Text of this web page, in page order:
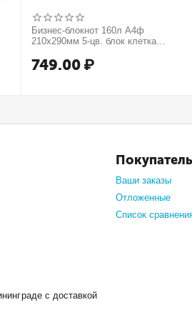
Бизнес-блокнот 160л А4ф
210х290мм 5-цв. блок клетка
мат.ламин. -В моменте
749.00 ₽
Ваши заказы
Отложенные
Список
с доставкой